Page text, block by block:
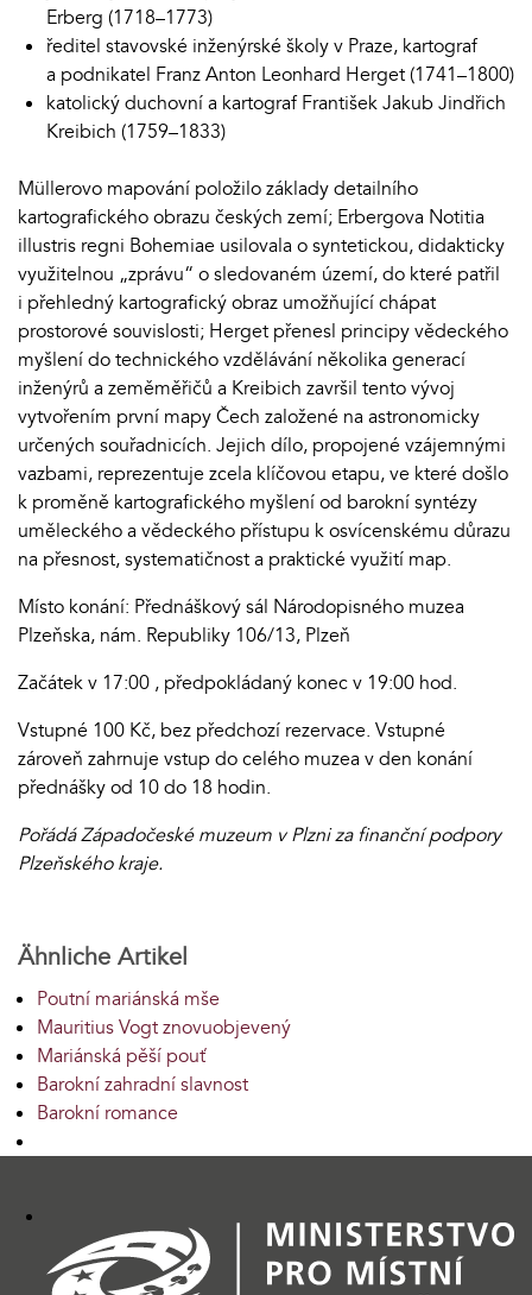
Erberg (1718–1773)
ředitel stavovské inženýrské školy v Praze, kartograf
a podnikatel Franz Anton Leonhard Herget (1741–1800)
katolický duchovní a kartograf František Jakub Jindřich
Kreibich (1759–1833)
Müllerovo mapování položilo základy detailního
kartografického obrazu českých zemí; Erbergova Notitia
illustris regni Bohemiae usilovala o syntetickou, didakticky
využitelnou „zprávu“ o sledovaném území, do které patřil
i přehledný kartografický obraz umožňující chápat
prostorové souvislosti; Herget přenesl principy vědeckého
myšlení do technického vzdělávání několika generací
inženýrů a zeměměřičů a Kreibich završil tento vývoj
vytvořením první mapy Čech založené na astronomicky
určených souřadnicích. Jejich dílo, propojené vzájemnými
vazbami, reprezentuje zcela klíčovou etapu, ve které došlo
k proměně kartografického myšlení od barokní syntézy
uměleckého a vědeckého přístupu k osvícenskému důrazu
na přesnost, systematičnost a praktické využití map.
Místo konání: Přednáškový sál Národopisného muzea
Plzeňska, nám. Republiky 106/13, Plzeň
Začátek v 17:00 , předpokládaný konec v 19:00 hod.
Vstupné 100 Kč, bez předchozí rezervace. Vstupné
zároveň zahrnuje vstup do celého muzea v den konání
přednášky od 10 do 18 hodin.
Pořádá Západočeské muzeum v Plzni za finanční podpory
Plzeňského kraje.
Ähnliche Artikel
Poutní mariánská mše
Mauritius Vogt znovuobjevený
Mariánská pěší pouť
Barokní zahradní slavnost
Barokní romance